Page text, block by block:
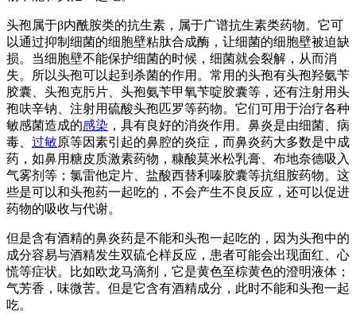
头孢属于β内酰胺类的抗生素，属于广谱抗生素类药物。它可
以通过抑制细菌的细胞壁粘肽合成酶，让细菌的细胞壁被迫缺
损。当细胞壁不能保护细菌的时候，细菌就会裂解，从而消
失。所以头孢可以起到杀菌的作用。常用的头孢有头孢羟氨苄
胶囊、头孢克肟片、头孢氨苄甲氧苄啶胶囊等，还有注射用头
孢呋辛钠、注射用硫酸头孢匹罗等药物。它们可用于治疗各种
敏感菌造成的感染 ，具有良好的消炎作用。鼻炎是由细菌、病
毒、 过敏原等因素引起的鼻腔的炎症，而鼻炎药大多数是中成
药，如鼻用糖皮质激素药物，糠酸莫米松乳膏、布地奈德吸入
气雾剂等；氯雷他定片、盐酸西替利嗪胶囊等抗组胺药物。这
些是可以和头孢药一起吃的，不会产生不良反应，还可以促进
药物的吸收与代谢。
但是含有酒精的鼻炎药是不能和头孢一起吃的，因为头孢中的
成分容易与酒精发生双硫仑样反应，患者可能会出现面红、心
慌等症状。比如欧龙马滴剂，它是黄色至棕黄色的澄明液体；
气芳香，味微苦。但是它含有酒精成分，此时不能和头孢一起
吃。